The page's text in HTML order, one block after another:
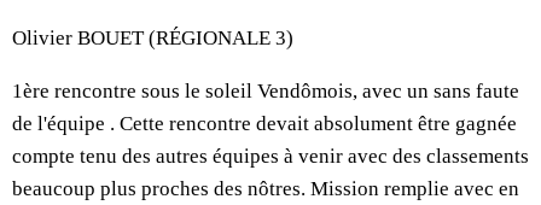
Olivier BOUET (RÉGIONALE 3)
1ère rencontre sous le soleil Vendômois, avec un sans faute
de l'équipe . Cette rencontre devait absolument être gagnée
compte tenu des autres équipes à venir avec des classements
beaucoup plus proches des nôtres. Mission remplie avec en